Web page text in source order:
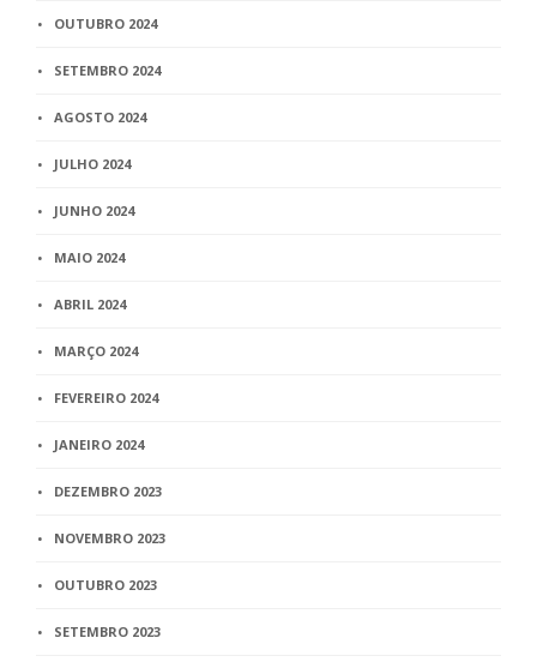
OUTUBRO 2024
SETEMBRO 2024
AGOSTO 2024
JULHO 2024
JUNHO 2024
MAIO 2024
ABRIL 2024
MARÇO 2024
FEVEREIRO 2024
JANEIRO 2024
DEZEMBRO 2023
NOVEMBRO 2023
OUTUBRO 2023
SETEMBRO 2023